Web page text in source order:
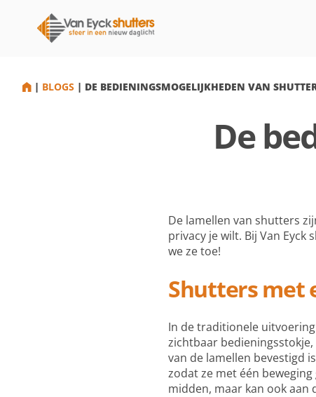
HOME
| BLOGS | DE BEDIENINGSMOGELIJKHEDEN VAN
De
De lamellen van shutters
privacy je wilt. Bij Van
we ze toe!
Shutters met
In de traditionele
zichtbaar
van de lamellen bevestigd
zodat ze met één
midden, maar kan ook aan